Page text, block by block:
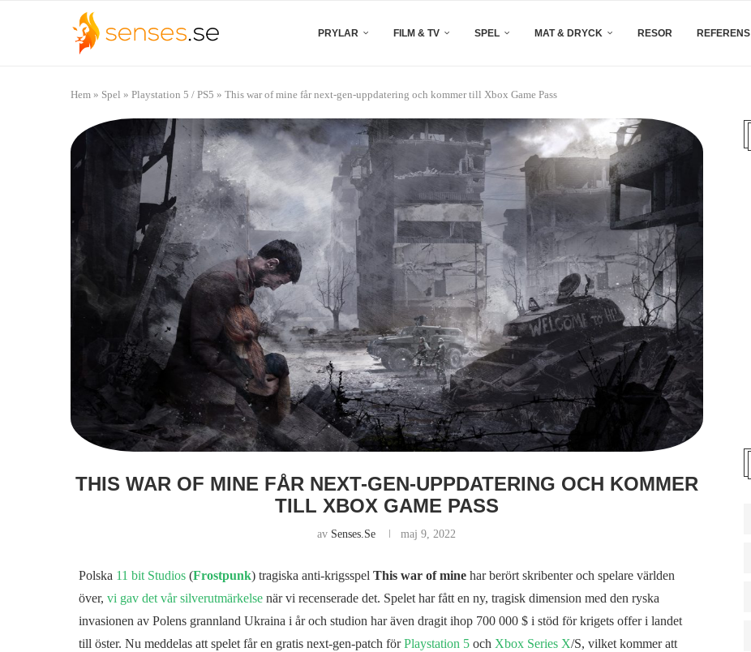
PRYLAR FILM & TV SPEL MAT & DRYCK RESOR REFERENS
Hem » Spel » Playstation 5 / PS5 » This war of mine får next-gen-uppdatering och kommer till Xbox Game Pass
THIS WAR OF MINE FÅR NEXT-GEN-UPPDATERING OCH KOMMER
TILL XBOX GAME PASS
av Senses.se maj 9, 2022
Polska 11 bit Studios(Frostpunk) tragiska anti-krigsspel This war of minehar berört skribenter och spelare världen
över, vi gav det vår silverutmärkelsenär vi recenserade det. Spelet har fått en ny, tragisk dimension med den ryska
invasionen av Polens grannland Ukraina i år och studion har även dragit ihop 700 000 $ i stöd för krigets offer i landet
till öster. Nu meddelas att spelet får en gratis next-gen-patch förPlaystation 5och Xbox Series X/S, vilket kommer att